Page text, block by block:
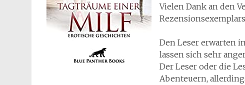
Vielen Dank an den
Den Leser erwarten
lassen sich sehr
Der Leser oder die
Abenteuern,